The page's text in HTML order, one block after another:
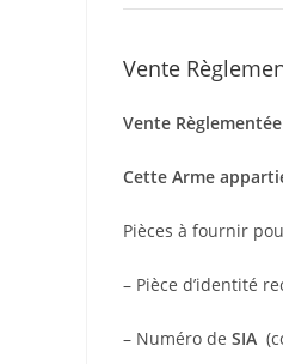
Vente
Vente Règlementée
Cette Arme
Pièces à fournir
– Pièce d’identité
– Numéro de SIA